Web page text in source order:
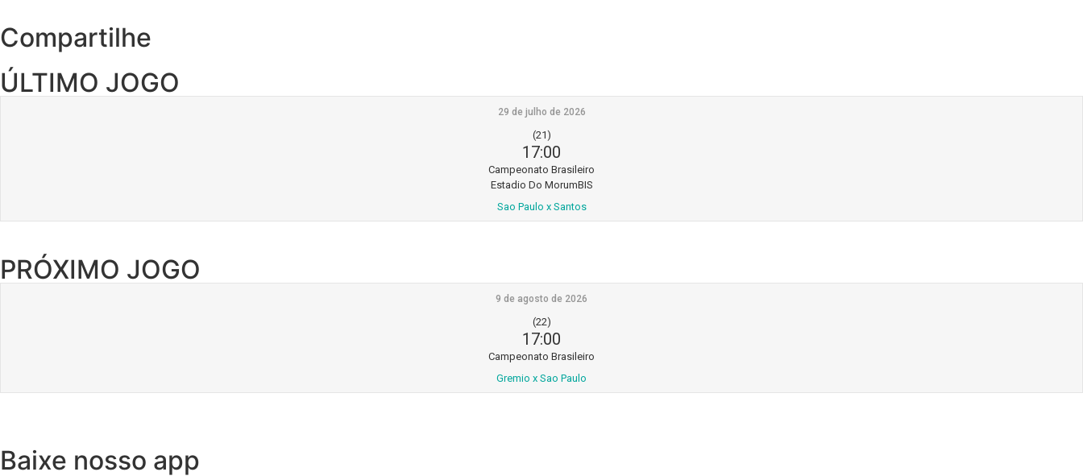
Compartilhe
ÚLTIMO JOGO
29 de julho de 2026
(21)
17:00
Campeonato Brasileiro
Estadio Do MorumBIS
Sao Paulo x Santos
PRÓXIMO JOGO
9 de agosto de 2026
(22)
17:00
Campeonato Brasileiro
Gremio x Sao Paulo
Baixe nosso app